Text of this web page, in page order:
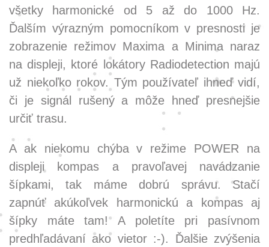
všetky harmonické od 5 až do 1000 Hz.
Ďalším výrazným pomocníkom v presnosti je
zobrazenie režimov Maxima a Minima naraz
na displeji, ktoré lokátory Radiodetection majú
už niekoľko rokov. Tým používateľ ihneď vidí,
či je signál rušený a môže hneď presnejšie
určiť trasu.
A ak niekomu chýba v režime POWER na
displeji kompas a pravoľavej navádzanie
šípkami, tak máme dobrú správu. Stačí
zapnúť akúkoľvek harmonickú a kompas aj
šípky máte tam! A poletíte pri pasívnom
predhľadávaní ako vietor :-). Ďalšie zvýšenia